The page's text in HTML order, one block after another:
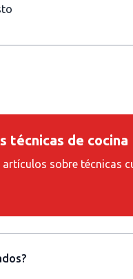
técnicas de cocina
sobre técnicas